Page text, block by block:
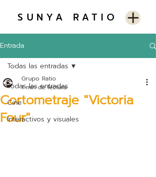
SUNYA RATIO
Entrada
Todas las entradas
Cine
Interactivos y visuales
Todas las entradas
Cortometraje "Victoria
Four"
Grupo Ratio
1 min de lectura